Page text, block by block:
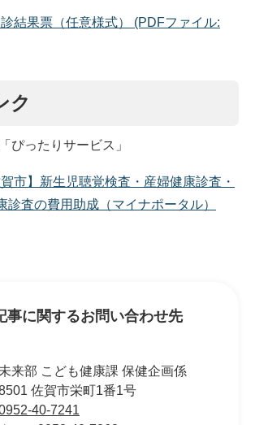
結果票（任意様式） (PDFファイル:
ク
ぴったりサービス」
賀市】新生児聴覚検査・産婦健康診査・
診査の費用助成（マイナポータル）
事に関するお問い合わせ先
来部 こども健康課 保健企画係
佐賀市栄町1番1号
40-7241